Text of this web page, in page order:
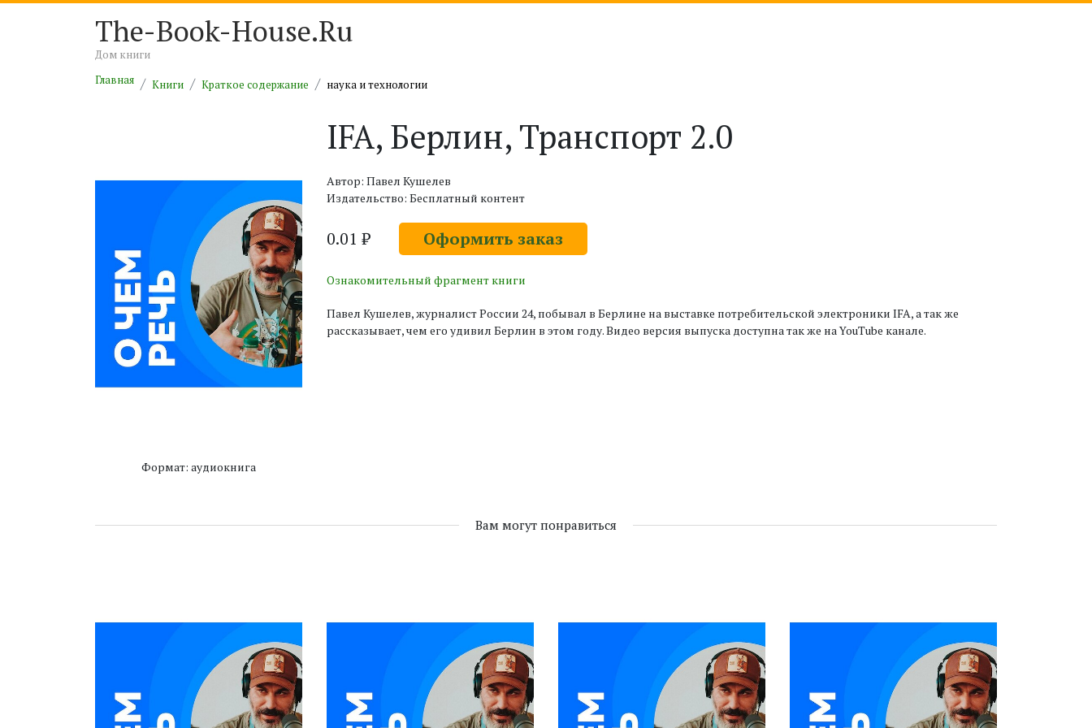
The-Book-House.Ru
Дом книги
Главная
Книги Краткое содержание наука и технологии
Формат: аудиокнига
IFA, Берлин, Транспорт 2.0
Автор: Павел Кушелев
Издательство: Бесплатный контент
0.01 ₽ Оформить заказ
Ознакомительный фрагмент книги
Павел Кушелев, журналист России 24, побывал в Берлине на выставке потребительской электроники IFA, а так же
рассказывает, чем его удивил Берлин в этом году. Видео версия выпуска доступна так же на YouTube канале.
Вам могут понравиться